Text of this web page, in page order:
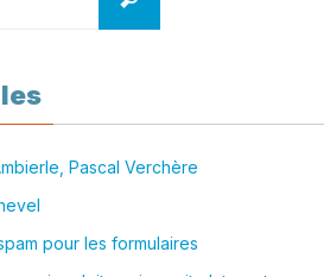
Pascal Verchère
pour les formulaires